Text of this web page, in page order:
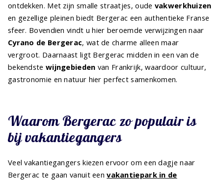
ontdekken. Met zijn smalle straatjes, oude vakwerkhuizen
en gezellige pleinen biedt Bergerac een authentieke Franse
sfeer. Bovendien vindt u hier beroemde verwijzingen naar
Cyrano de Bergerac, wat de charme alleen maar
vergroot. Daarnaast ligt Bergerac midden in een van de
bekendste wijngebieden van Frankrijk, waardoor cultuur,
gastronomie en natuur hier perfect samenkomen.
Waarom Bergerac zo populair is
bij vakantiegangers
Veel vakantiegangers kiezen ervoor om een dagje naar
Bergerac te gaan vanuit eenvakantiepark in de